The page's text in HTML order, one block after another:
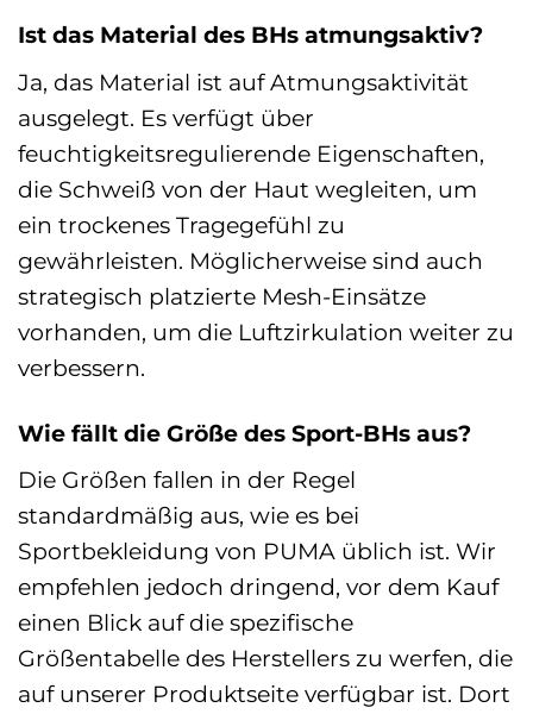
Ist das Material des BHs atmungsaktiv?
Ja, das Material ist auf Atmungsaktivität
ausgelegt. Es verfügt über
feuchtigkeitsregulierende Eigenschaften,
die Schweiß von der Haut wegleiten, um
ein trockenes Tragegefühl zu
gewährleisten. Möglicherweise sind auch
strategisch platzierte Mesh-Einsätze
vorhanden, um die Luftzirkulation weiter zu
verbessern.
Wie fällt die Größe des Sport-BHs aus?
Die Größen fallen in der Regel
standardmäßig aus, wie es bei
Sportbekleidung von PUMA üblich ist. Wir
empfehlen jedoch dringend, vor dem Kauf
einen Blick auf die spezifische
Größentabelle des Herstellers zu werfen, die
auf unserer Produktseite verfügbar ist. Dort